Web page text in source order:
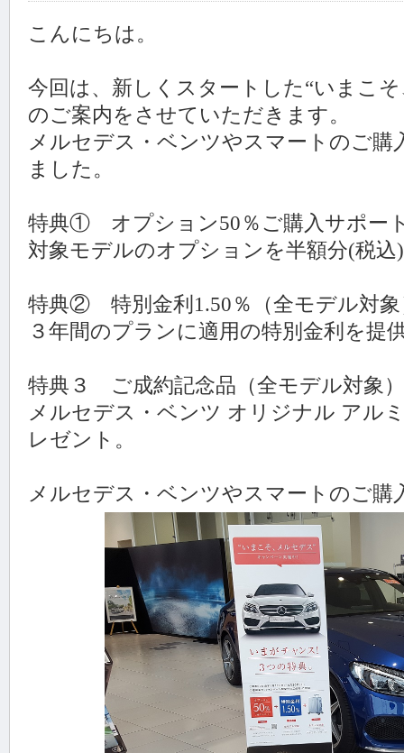
こんにちは。
今回は、新しくスタートした“いまこ
のご案内をさせていただきます。
メルセデス・ベンツやスマートのご購
ました。
特典① オプション50％ご購入サポー
対象モデルのオプションを半額分(税
特典② 特別金利1.50％（全モデル対象
３年間のプランに適用の特別金利を提
特典３ ご成約記念品（全モデル対象）
メルセデス・ベンツ オリジナル アル
レゼント。
メルセデス・ベンツやスマートのご購